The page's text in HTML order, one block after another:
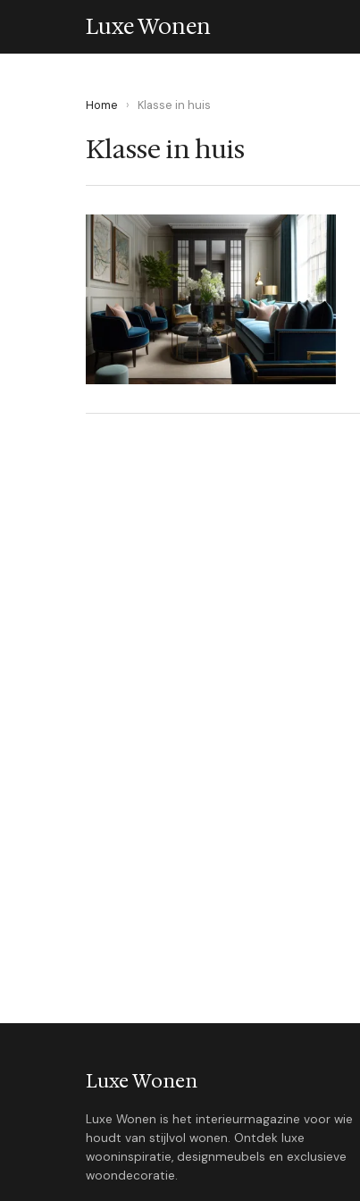
Luxe Wonen
Home › Klasse in huis
Klasse in huis
Luxe Wonen
Luxe Wonen is het interieurmagazine voor wie
houdt van stijlvol wonen. Ontdek luxe
wooninspiratie, designmeubels en exclusieve
woondecoratie.